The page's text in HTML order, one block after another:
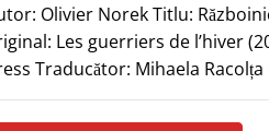
Olivier Norek Titlu:
Les guerriers de l’hiver
Traducător: Mihaela